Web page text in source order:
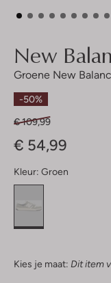
New
Groene New
-50%
€ 109,99
€ 54,99
Kleur: Groen
Kies je maat: Dit item